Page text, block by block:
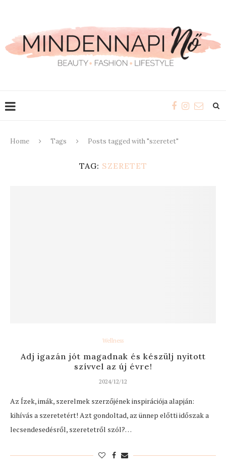
Home Tags Posts tagged with "szeretet"
TAG: SZERETET
Wellness
Adj igazán jót magadnak és készülj nyitott
szívvel az új évre!
2024/12/12
Az Ízek, imák, szerelmek szerzőjének inspirációja alapján:
kihívás a szeretetért! Azt gondoltad, az ünnep előtti időszak a
lecsendesedésről, szeretetről szól?…